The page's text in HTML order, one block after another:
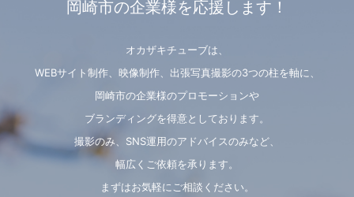
岡崎市の企業様を応援します！
オカザキチューブは、
WEBサイト制作、映像制作、出張写真撮影の3つの柱を軸に、
岡崎市の企業様のプロモーションや
ブランディングを得意としております。
撮影のみ、SNS運用のアドバイスのみなど、
幅広くご依頼を承ります。
まずはお気軽にご相談ください。